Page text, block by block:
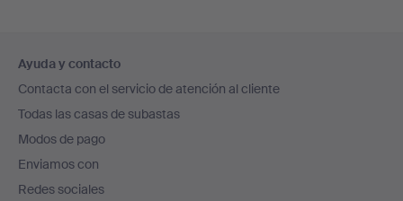
en
el
pie
de
página
Ayuda y contacto
Contacta con el servicio de atención al cliente
Todas las casas de subastas
Modos de pago
Enviamos con
Redes sociales